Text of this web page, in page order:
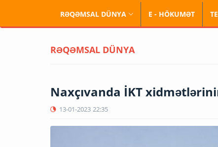
RƏQƏMSAL DÜNYA E - HÖKUMƏT
RƏQƏMSAL DÜNYA
Naxçıvanda İKT
13-01-2023 22:35